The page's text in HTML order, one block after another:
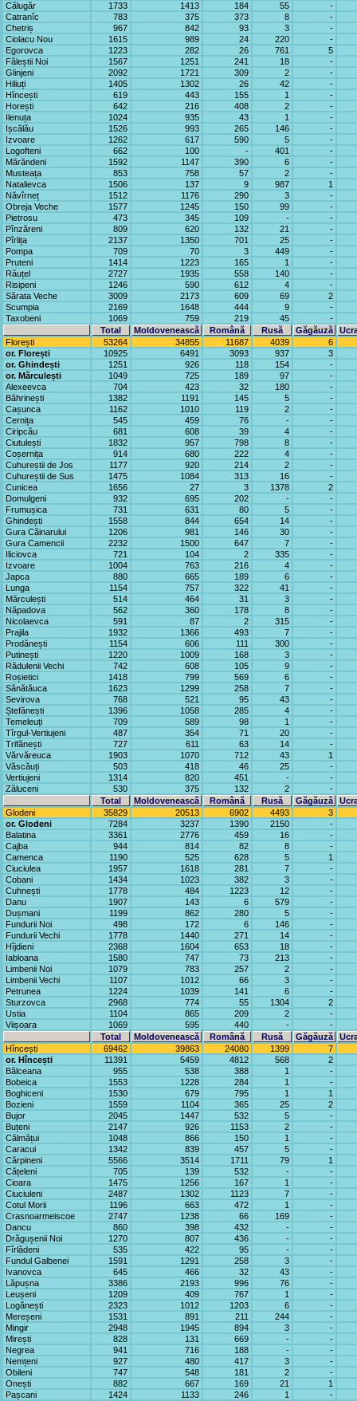
Călugăr
1733 1413 184 55
-
Catranîc
783 375 373 8
-
Chetriș
967 842 93 3
-
Ciolacu Nou
1615 989 24 220
-
Egorovca
1223 282 26 761
5
Făleștii Noi
1567 1251 241 18
-
Glinjeni
2092 1721 309 2
-
Hiliuți
1405 1302 26 42
-
Hîncești
619 443 155 1
-
Horești
642 216 408 2
-
Ilenuța
1024 935 43 1
-
Ișcălău
1526 993 265 146
-
Izvoare
1262 617 590 5
-
Logofteni
662 100 - 401
-
Mărăndeni
1592 1147 390 6
-
Musteața
853 758 57 2
-
Natalievca
1506 137 9 987
1
Năvîrneț
1512 1176 290 3
-
Obreja Veche
1577 1245 150 99
-
Pietrosu
473 345 109 -
-
Pînzăreni
809 620 132 21
-
Pîrlița
2137 1350 701 25
-
Pompa
709 70 3 449
-
Pruteni
1414 1223 165 1
-
Răuțel
2727 1935 558 140
-
Risipeni
1246 590 612 4
-
Sărata Veche
3009 2173 609 69
2
Scumpia
2169 1648 444 9
-
Taxobeni
1069 759 219 45
-
Total
Moldovenească Română Rusă Găgăuză
Florești
53264 34855 11687 4039
6
or. Florești
10925 6491 3093 937
3
or. Ghindești
1251 926 118 154
-
or. Mărculești
1049 725 189 97
-
Alexeevca
704 423 32 180
-
Băhrinești
1382 1191 145 5
-
Cașunca
1162 1010 119 2
-
Cernița
545 459 76 -
-
Ciripcău
681 608 39 4
-
Ciutulești
1832 957 798 8
-
Coșernița
914 680 222 4
-
Cuhureștii de Jos
1177 920 214 2
-
Cuhureștii de Sus
1475 1084 313 16
-
Cunicea
1656 27 3 1378
2
Domulgeni
932 695 202 -
-
Frumușica
731 631 80 5
-
Ghindești
1558 844 654 14
-
Gura Căinarului
1206 981 146 30
-
Gura Camencii
2232 1500 647 7
-
Iliciovca
721 104 2 335
-
Izvoare
1004 763 216 4
-
Japca
880 665 189 6
-
Lunga
1154 757 322 41
-
Mărculești
514 464 31 3
-
Năpadova
562 360 178 8
-
Nicolaevca
591 87 2 315
-
Prajila
1932 1366 493 7
-
Prodănești
1154 606 111 300
-
Putinești
1220 1009 168 3
-
Rădulenii Vechi
742 608 105 9
-
Roșietici
1418 799 569 6
-
Sănătăuca
1623 1299 258 7
-
Sevirova
768 521 95 43
-
Ștefănești
1396 1058 285 4
-
Temeleuți
709 589 98 1
-
Tîrgul-Vertiujeni
487 354 71 20
-
Trifănești
727 611 63 14
-
Vărvăreuca
1903 1070 712 43
1
Văscăuți
503 418 46 25
-
Vertiujeni
1314 820 451 -
-
Zăluceni
530 375 132 2
-
Total
Moldovenească Română Rusă Găgăuză
Glodeni
35829 20513 6902 4493
3
or. Glodeni
7284 3237 1390 2150
-
Balatina
3361 2776 459 16
-
Cajba
944 814 82 8
-
Camenca
1190 525 628 5
1
Ciuciulea
1957 1618 281 7
-
Cobani
1434 1023 382 3
-
Cuhnești
1778 484 1223 12
-
Danu
1907 143 6 579
-
Dușmani
1199 862 280 5
-
Fundurii Noi
498 172 6 146
-
Fundurii Vechi
1778 1440 271 14
-
Hîjdieni
2368 1604 653 18
-
Iabloana
1580 747 73 213
-
Limbenii Noi
1079 783 257 2
-
Limbenii Vechi
1107 1012 66 3
-
Petrunea
1224 1039 141 6
-
Sturzovca
2968 774 55 1304
2
Ustia
1104 865 209 2
-
Viișoara
1069 595 440 -
-
Total
Moldovenească Română Rusă Găgăuză
Hîncești
69462 39863 24080 1399
7
or. Hîncești
11391 5459 4812 568
2
Bălceana
955 538 388 1
-
Bobeica
1553 1228 284 1
-
Boghiceni
1530 679 795 1
1
Bozieni
1559 1104 365 25
2
Bujor
2045 1447 532 5
-
Buțeni
2147 926 1153 2
-
Călmățui
1048 866 150 1
-
Caracui
1342 839 457 5
-
Cărpineni
5566 3514 1711 79
1
Cățeleni
705 139 532 -
-
Cioara
1475 1256 167 1
-
Ciuciuleni
2487 1302 1123 7
-
Cotul Morii
1196 663 472 1
-
Crasnoarmeiscoe
2747 1238 66 169
-
Dancu
860 398 432 -
-
Drăgușenii Noi
1270 807 436 -
-
Fîrlădeni
535 422 95 -
-
Fundul Galbenei
1591 1291 258 3
-
Ivanovca
645 466 32 43
-
Lăpușna
3386 2193 996 76
-
Leușeni
1209 409 767 1
-
Logănești
2323 1012 1203 6
-
Mereșeni
1531 891 211 244
-
Mingir
2948 1945 894 3
-
Mirești
828 131 669 -
-
Negrea
941 716 188 -
-
Nemțeni
927 480 417 3
-
Obileni
747 548 181 2
-
Onești
882 667 169 21
1
Pașcani
1424 1133 246 1 -